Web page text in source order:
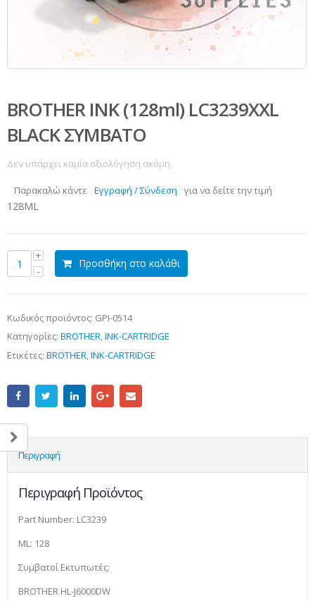
BROTHER INK (128ml) LC3239XXL
BLACK ΣΥΜΒΑΤΟ
Δεν υπάρχει καμία αξιολόγηση ακόμη.
Παρακαλώ κάντε Εγγραφή / Σύνδεση για να δείτε την τιμή
128ML
Προσθήκη στο καλάθι
Κωδικός προϊόντος: GPI-0514
Κατηγορίες: BROTHER,INK-CARTRIDGE
Ετικέτες: BROTHER INK-CARTRIDGE
Περιγραφή
Περιγραφή Προϊόντος
Part Number: LC3239
ML: 128
Συμβατοί Εκτυπωτές:
BROTHER HL-J6000DW